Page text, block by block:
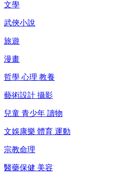
文學
武俠小說
旅遊
漫畫
哲學 心理 教養
藝術設計 攝影
兒童 青少年 讀物
文娛康樂 體育 運動
宗教命理
醫藥保健 美容